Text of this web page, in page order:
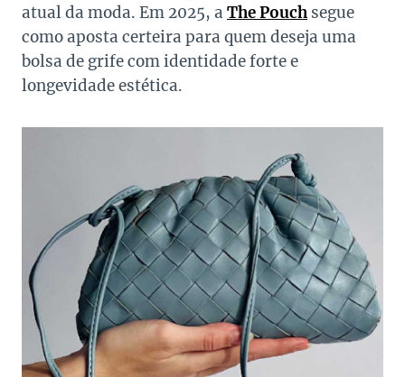
atual da moda. Em 2025, a The Pouch segue
como aposta certeira para quem deseja uma
bolsa de grife com identidade forte e
longevidade estética.